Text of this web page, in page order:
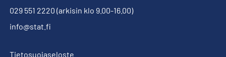
029 551 2220 (arkisin klo 9.00-16.00)
info@stat.fi
Tietosuojaseloste